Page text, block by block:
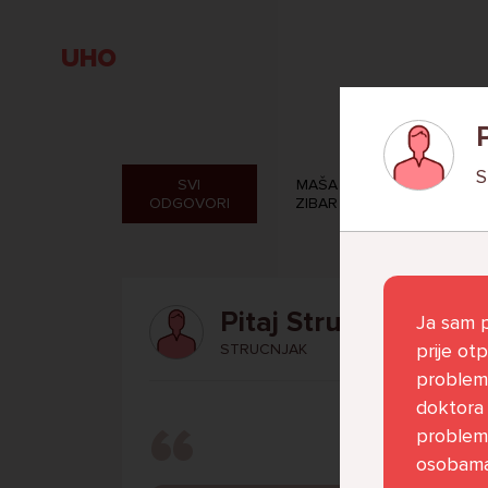
UHO
SVI
ODGOVORI
MAŠA
ZIBAR
Pitaj Stručnjaka
STRUCNJAK
Ja sam
prije
doktora